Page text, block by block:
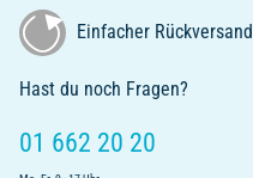
Einfacher Rückversand
Hast du noch Fragen?
01 662 20 20